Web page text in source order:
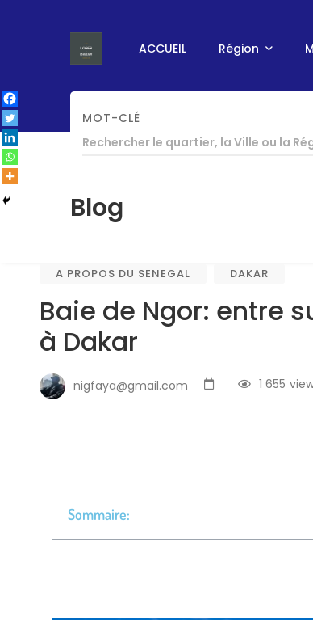
ACCUEIL Région
MOT-CLÉ
Blog
A PROPOS DU SENEGAL
A PROPOS DU SENEGAL DAKAR
Baie de Ngor: entre
à Dakar
nigfaya@gmail.com 1 655
Sommaire: